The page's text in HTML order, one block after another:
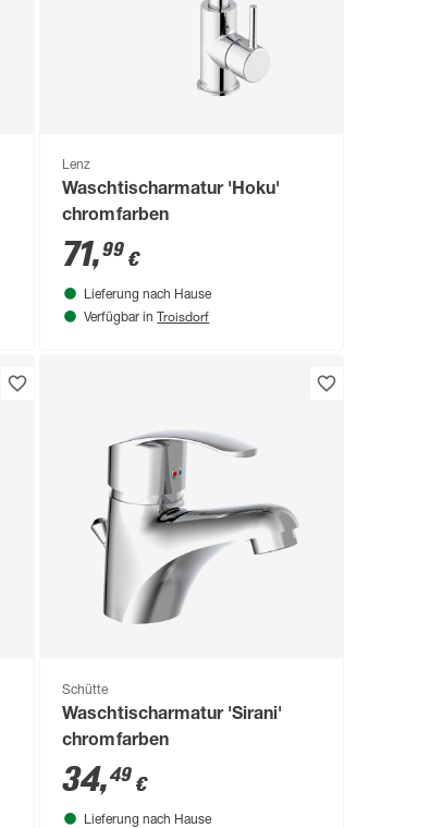
Lenz
Waschtischarmatur 'Hoku'
chromfarben
71,99 €
Lieferung nach Hause
Verfügbar in Troisdorf
Schütte
Waschtischarmatur 'Sirani'
chromfarben
34,49 €
Lieferung nach Hause